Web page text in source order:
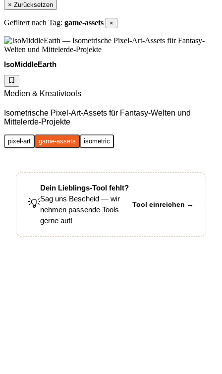
× Zurücksetzen
Gefiltert nach Tag: game-assets ×
IsoMiddleEarth
Medien & Kreativtools
Isometrische Pixel-Art-Assets für Fantasy-Welten und
Mittelerde-Projekte
pixel-art game-assets isometric
💡
Dein Lieblings-Tool fehlt?
Sag uns Bescheid — wir
nehmen passende Tools
gerne auf!
Tool einreichen →